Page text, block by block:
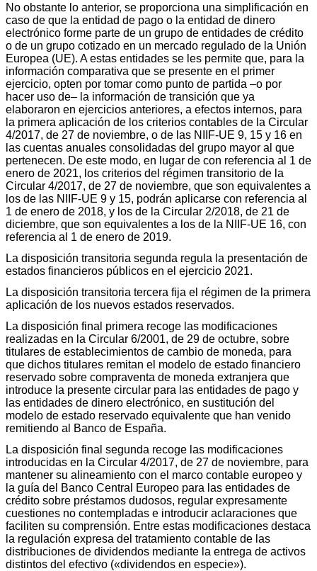
No obstante lo anterior, se proporciona una simplificación en
caso de que la entidad de pago o la entidad de dinero
electrónico forme parte de un grupo de entidades de crédito
o de un grupo cotizado en un mercado regulado de la Unión
Europea (UE). A estas entidades se les permite que, para la
información comparativa que se presente en el primer
ejercicio, opten por tomar como punto de partida –o por
hacer uso de– la información de transición que ya
elaboraron en ejercicios anteriores, a efectos internos, para
la primera aplicación de los criterios contables de la Circular
4/2017, de 27 de noviembre, o de las NIIF-UE 9, 15 y 16 en
las cuentas anuales consolidadas del grupo mayor al que
pertenecen. De este modo, en lugar de con referencia al 1 de
enero de 2021, los criterios del régimen transitorio de la
Circular 4/2017, de 27 de noviembre, que son equivalentes a
los de las NIIF-UE 9 y 15, podrán aplicarse con referencia al
1 de enero de 2018, y los de la Circular 2/2018, de 21 de
diciembre, que son equivalentes a los de la NIIF-UE 16, con
referencia al 1 de enero de 2019.
La disposición transitoria segunda regula la presentación de
estados financieros públicos en el ejercicio 2021.
La disposición transitoria tercera fija el régimen de la primera
aplicación de los nuevos estados reservados.
La disposición final primera recoge las modificaciones
realizadas en la Circular 6/2001, de 29 de octubre, sobre
titulares de establecimientos de cambio de moneda, para
que dichos titulares remitan el modelo de estado financiero
reservado sobre compraventa de moneda extranjera que
introduce la presente circular para las entidades de pago y
las entidades de dinero electrónico, en sustitución del
modelo de estado reservado equivalente que han venido
remitiendo al Banco de España.
La disposición final segunda recoge las modificaciones
introducidas en la Circular 4/2017, de 27 de noviembre, para
mantener su alineamiento con el marco contable europeo y
la guía del Banco Central Europeo para las entidades de
crédito sobre préstamos dudosos, regular expresamente
cuestiones no contempladas e introducir aclaraciones que
faciliten su comprensión. Entre estas modificaciones destaca
la regulación expresa del tratamiento contable de las
distribuciones de dividendos mediante la entrega de activos
distintos del efectivo («dividendos en especie»).